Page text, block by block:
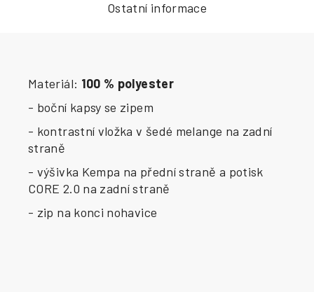
Ostatní informace
Materiál: 100 % polyester
- boční kapsy se zipem
- kontrastní vložka v šedé melange na zadní
straně
- výšivka Kempa na přední straně a potisk
CORE 2.0 na zadní straně
- zip na konci nohavice